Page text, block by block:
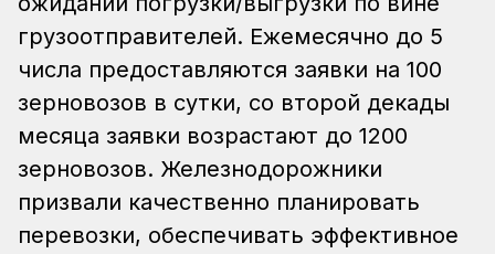
грузоотправителей. Ежемесячно до 5
числа предоставляются заявки на 100
зерновозов в сутки, со второй декады
месяца заявки возрастают до 1200
зерновозов. Железнодорожники
призвали качественно планировать
перевозки, обеспечивать эффективное